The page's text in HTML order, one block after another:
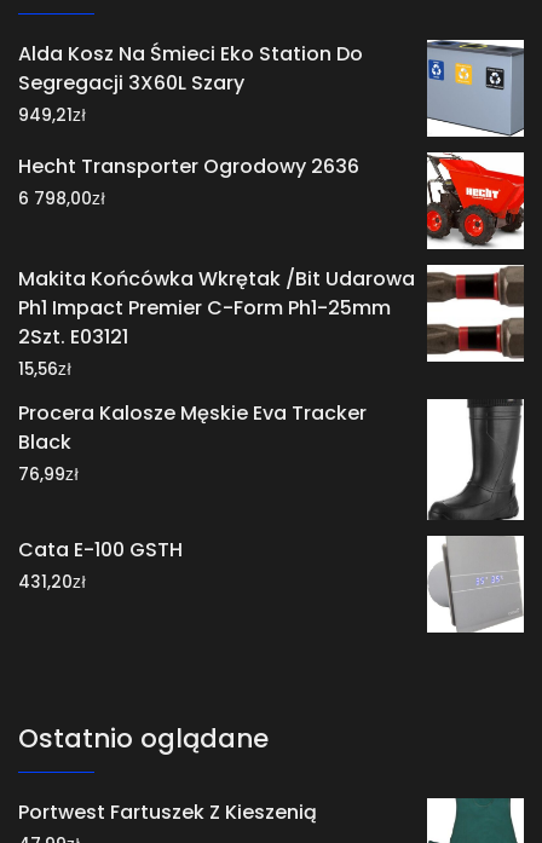
Alda Kosz Na Śmieci Eko Station Do
Segregacji 3X60L Szary
949,21zł
Hecht Transporter Ogrodowy 2636
6 798,00zł
Makita Końcówka Wkrętak /Bit Udarowa
Ph1 Impact Premier C-Form Ph1-25mm
2Szt. E03121
15,56zł
Procera Kalosze Męskie Eva Tracker
Black
76,99zł
Cata E-100 GSTH
431,20zł
Ostatnio oglądane
Portwest Fartuszek Z Kieszenią